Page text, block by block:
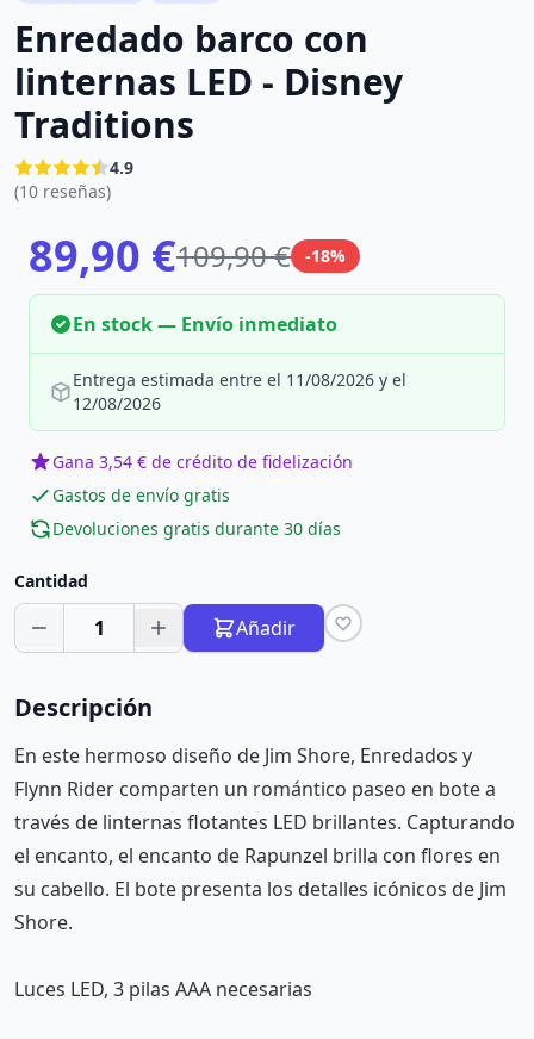
Enredado barco con
linternas LED - Disney
Traditions
4.9
(10 reseñas)
89,90 €109,90 € -18%
En stock — Envío inmediato
Entrega estimada entre el 11/08/2026 y el
12/08/2026
Gana 3,54 € de crédito de fidelización
Gastos de envío gratis
Devoluciones gratis durante 30 días
Cantidad
1 Añadir
Descripción
En este hermoso diseño de Jim Shore, Enredados y
Flynn Rider comparten un romántico paseo en bote a
través de linternas flotantes LED brillantes. Capturando
el encanto, el encanto de Rapunzel brilla con flores en
su cabello. El bote presenta los detalles icónicos de Jim
Shore.
Luces LED, 3 pilas AAA necesarias